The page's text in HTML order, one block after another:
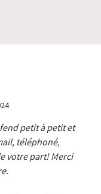
petit à petit et
téléphoné,
votre part! Merci